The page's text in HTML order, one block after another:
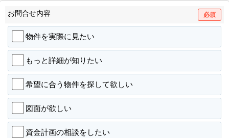
お問合せ内容 必須
物件を実際に見たい
もっと詳細が知りたい
希望に合う物件を探して欲しい
図面が欲しい
資金計画の相談をしたい